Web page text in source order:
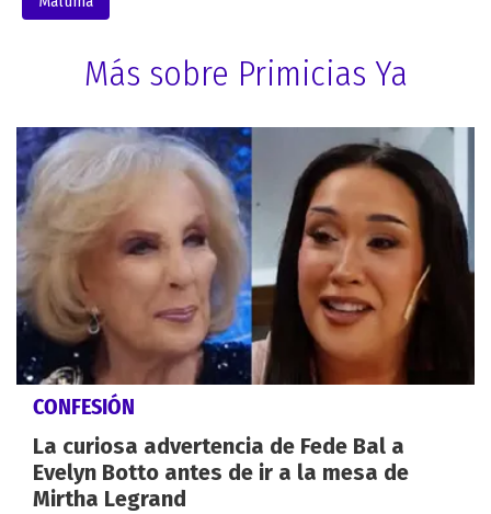
Más sobre Primicias Ya
CONFESIÓN
La curiosa advertencia de Fede Bal a
Evelyn Botto antes de ir a la mesa de
Mirtha Legrand